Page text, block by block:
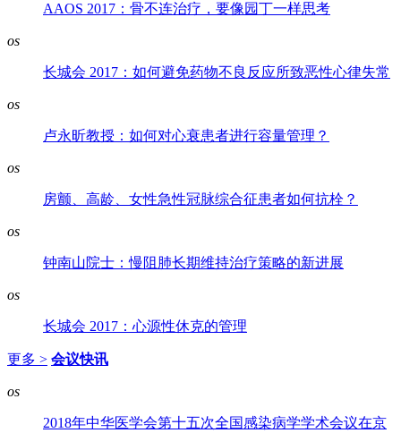
AAOS 2017：骨不连治疗，要像园丁一样思考
os
长城会 2017：如何避免药物不良反应所致恶性心律失常
os
卢永昕教授：如何对心衰患者进行容量管理？
os
房颤、高龄、女性急性冠脉综合征患者如何抗栓？
os
钟南山院士：慢阻肺长期维持治疗策略的新进展
os
长城会 2017：心源性休克的管理
更多 > 会议快讯
os
2018年中华医学会第十五次全国感染病学学术会议在京